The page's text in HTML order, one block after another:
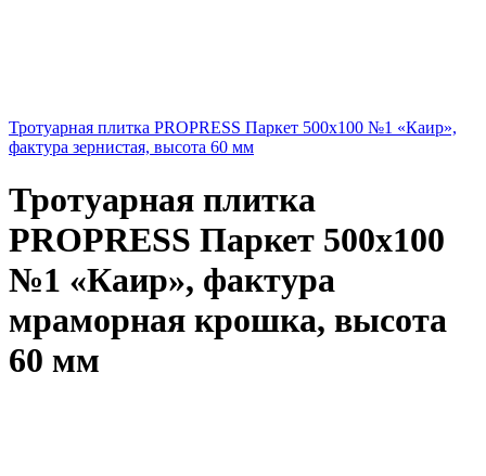
Тротуарная плитка PROPRESS Паркет 500х100 №1 «Каир»,
фактура зернистая, высота 60 мм
Тротуарная плитка
PROPRESS Паркет 500х100
№1 «Каир», фактура
мраморная крошка, высота
60 мм